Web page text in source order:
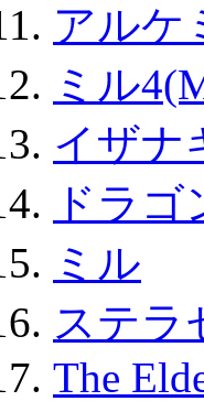
アルケ
ミル
イザナ
ドラ
ミル
ステラ
The